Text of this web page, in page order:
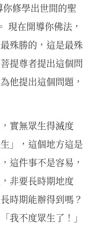
修學出世間的聖
現在開導你佛法，
殊勝的，這是最殊
提尊者提出這個問
他提出這個問題，
實無眾生得滅度
」，這個地方這是
這件事不是容易，
非要長時期地度
時期能辦得到嗎？
我不度眾生了！」